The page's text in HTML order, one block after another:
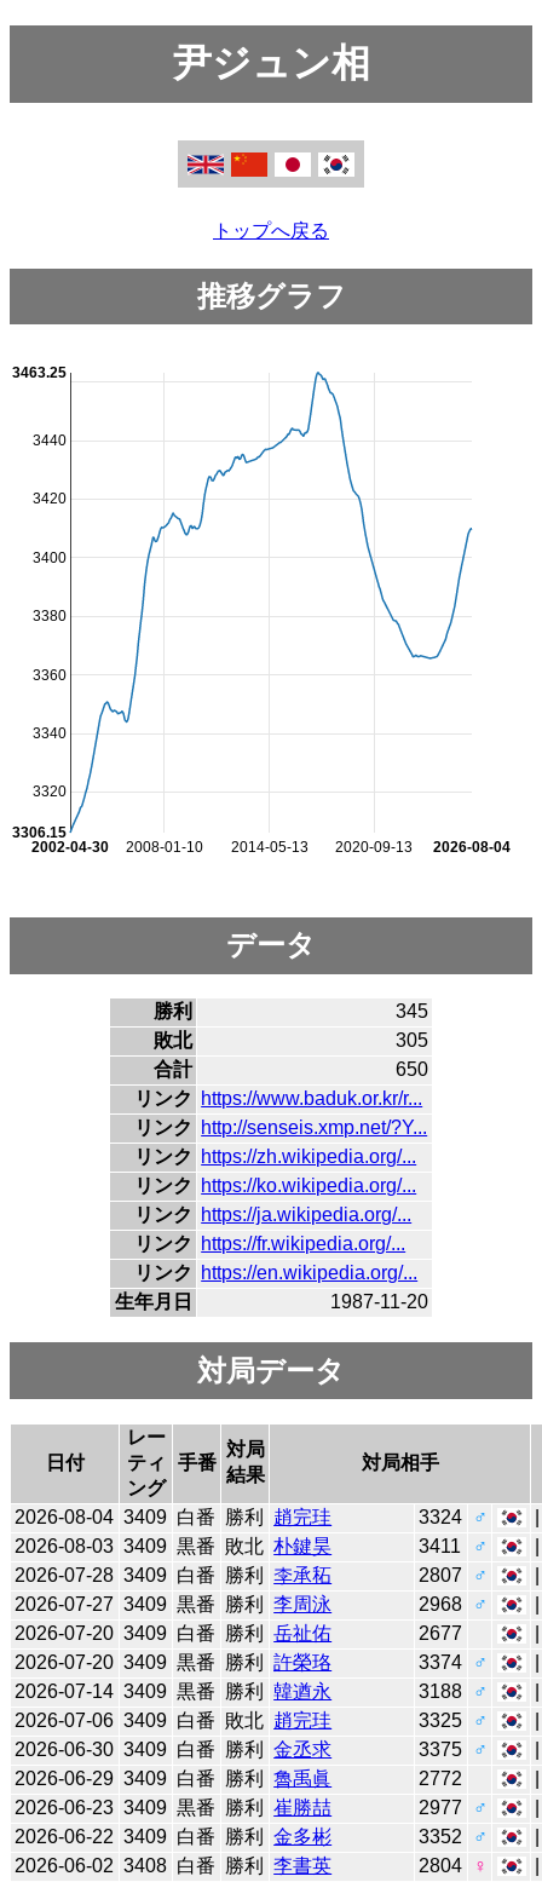
尹ジュン相
トップへ戻る
推移グラフ
2008-01-10 2014-05-13 2020-09-13
2002-04-30 2026-08-04
3320
3340
3360
3380
3400
3420
3440
3306.15
3463.25
データ
勝利
345
敗北
305
合計
650
リンク
https://www.baduk.or.kr/r...
リンク
http://senseis.xmp.net/?Y...
リンク
https://zh.wikipedia.org/...
リンク
https://ko.wikipedia.org/...
リンク
https://ja.wikipedia.org/...
リンク
https://fr.wikipedia.org/...
リンク
https://en.wikipedia.org/...
生年月日
1987-11-20
対局データ
日付
レー
ティ
ング
手番
対局
結果
対局相手
2026-08-04 3409 白番 勝利 趙完珪 3324 ♂
2026-08-03 3409 黒番 敗北 朴鍵昊 3411 ♂
2026-07-28 3409 白番 勝利 李承䄷 2807 ♂
2026-07-27 3409 黒番 勝利 李周泳 2968 ♂
2026-07-20 3409 白番 勝利 岳祉佑 2677
2026-07-20 3409 黒番 勝利 許榮珞 3374 ♂
2026-07-14 3409 黒番 勝利 韓遒永 3188 ♂
2026-07-06 3409 白番 敗北 趙完珪 3325 ♂
2026-06-30 3409 白番 勝利 金丞求 3375 ♂
2026-06-29 3409 白番 勝利 魯禹眞 2772
2026-06-23 3409 黒番 勝利 崔勝喆 2977 ♂
2026-06-22 3409 白番 勝利 金多彬 3352 ♂
2026-06-02 3408 白番 勝利 李書英 2804 ♀